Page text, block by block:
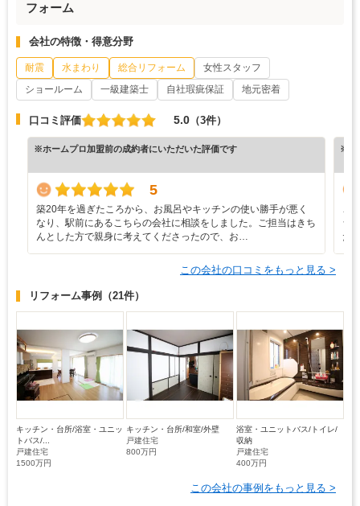
フォーム
会社の特徴・得意分野
耐震 水まわり 総合リフォーム
女性スタッフ
ショールーム
一級建築士 自社瑕疵保証 地元密着
口コミ評価 5.0 （3件）
※ホームプロ加盟前の成約者にいただいた評価です
5
築20年を過ぎたころから、お風呂やキッチンの使い勝手が悪く
なり、駅前にあるこちらの会社に相談をしました。ご担当はきち
んとした方で親身に考えてくださったので、お…
※ホ
こ
ラ
た
この会社の口コミをもっと見る >
リフォーム事例 （21件）
キッチン・台所/浴室・ユニッ
トバス/...
戸建住宅
1500万円
キッチン・台所/和室/外壁
戸建住宅
800万円
浴室・ユニットバス/トイレ/
収納
戸建住宅
400万円
この会社の事例をもっと見る >